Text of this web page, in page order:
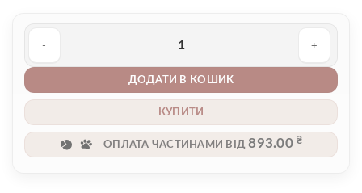
ДОДАТИ В КОШИК
КУПИТИ
ОПЛАТА ЧАСТИНАМИ ВІД893.00₴